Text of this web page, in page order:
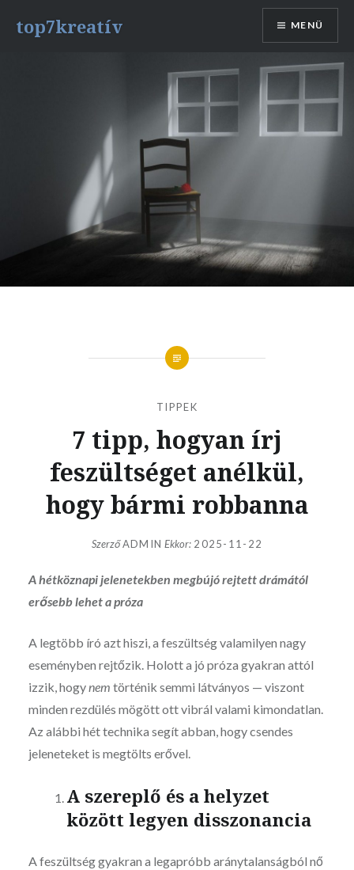
top7kreatív MENÜ
TIPPEK
7 tipp, hogyan írj
feszültséget anélkül,
hogy bármi robbanna
SzerzőADMIN Ekkor: 2025-11-22
A hétköznapi jelenetekben megbújó rejtett drámától
erősebb lehet a próza
A legtöbb író azt hiszi, a feszültség valamilyen nagy
eseményben rejtőzik. Holott a jó próza gyakran attól
izzik, hogynem történik semmi látványos — viszont
minden rezdülés mögött ott vibrál valami kimondatlan.
Az alábbi hét technika segít abban, hogy csendes
jeleneteket is megtölts erővel.
A szereplő és a helyzet
között legyen disszonancia
A feszültség gyakran a legapróbb aránytalanságból nő